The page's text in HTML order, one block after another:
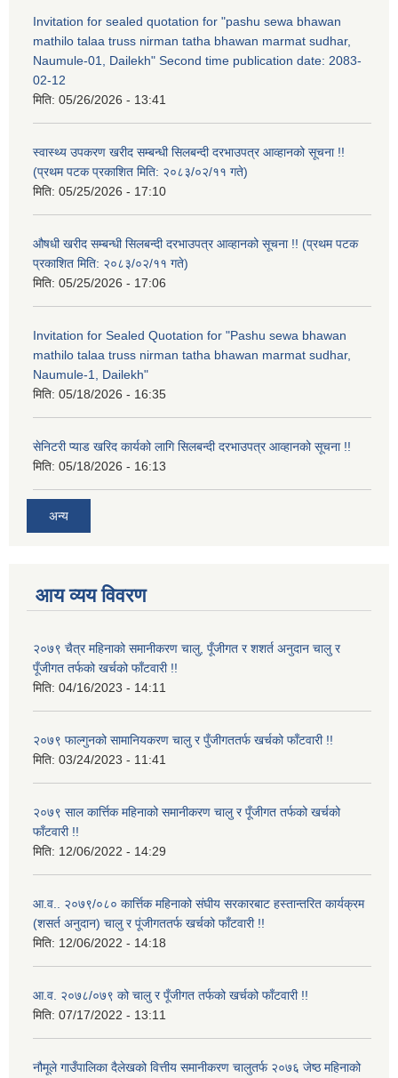
Invitation for sealed quotation for "pashu sewa bhawan
mathilo talaa truss nirman tatha bhawan marmat sudhar,
Naumule-01, Dailekh" Second time publication date: 2083-
02-12
मिति: 05/26/2026 - 13:41
स्वास्थ्य उपकरण खरीद सम्बन्धी सिलबन्दी दरभाउपत्र आव्हानको सूचना !!
(प्रथम पटक प्रकाशित मिति: २०८३/०२/११ गते)
मिति: 05/25/2026 - 17:10
औषधी खरीद सम्बन्धी सिलबन्दी दरभाउपत्र आव्हानको सूचना !! (प्रथम पटक
प्रकाशित मिति: २०८३/०२/११ गते)
मिति: 05/25/2026 - 17:06
Invitation for Sealed Quotation for "Pashu sewa bhawan
mathilo talaa truss nirman tatha bhawan marmat sudhar,
Naumule-1, Dailekh"
मिति: 05/18/2026 - 16:35
सेनिटरी प्याड खरिद कार्यको लागि सिलबन्दी दरभाउपत्र आव्हानको सूचना !!
मिति: 05/18/2026 - 16:13
अन्य
आय व्यय विवरण
२०७९ चैत्र महिनाको समानीकरण चालु, पूँजीगत र शशर्त अनुदान चालु र
पूँजीगत तर्फको खर्चको फाँटवारी !!
मिति: 04/16/2023 - 14:11
२०७९ फाल्गुनको सामानियकरण चालु र पुँजीगततर्फ खर्चको फाँटवारी !!
मिति: 03/24/2023 - 11:41
२०७९ साल कार्त्तिक महिनाको समानीकरण चालु र पूँजीगत तर्फको खर्चको
फाँटवारी !!
मिति: 12/06/2022 - 14:29
आ.व.. २०७९/०८० कार्त्तिक महिनाको संघीय सरकारबाट हस्तान्तरित कार्यक्रम
(शसर्त अनुदान) चालु र पूंजीगततर्फ खर्चको फाँटवारी !!
मिति: 12/06/2022 - 14:18
आ.व. २०७८/०७९ को चालु र पूँजीगत तर्फको खर्चको फाँटवारी !!
मिति: 07/17/2022 - 13:11
नौमूले गाउँपालिका दैलेखको वित्तीय समानीकरण चालुतर्फ २०७६ जेष्ठ महिनाको